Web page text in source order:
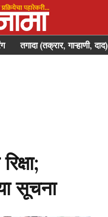
तगादा (तक्रार, गाऱ्हाणी, दाद)
सूचना